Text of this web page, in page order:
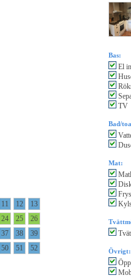
11 12
13
24 25
26
37 38
39
50 51 52
Bas:
El
TV
Bad/
Mat:
Frys
Övrigt: